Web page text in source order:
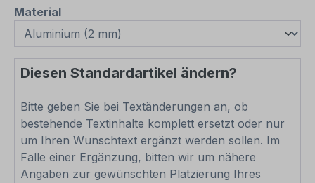
Materialauswählen
Diesen Standardartikel ändern?
Bitte geben Sie bei Textänderungen an, ob
bestehende Textinhalte komplett ersetzt oder nur
um Ihren Wunschtext ergänzt werden sollen. Im
Falle einer Ergänzung, bitten wir um nähere
Angaben zur gewünschten Platzierung Ihres